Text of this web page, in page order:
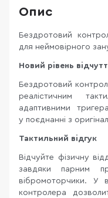
Опис
Бездротовий
для неймовірного
Новий рівень
Бездротовий
реалістичним
адаптивними
у поєднанні з
Тактильний відгук
Відчуйте фізичну
завдяки парним
вібромоторчики. У
контролера